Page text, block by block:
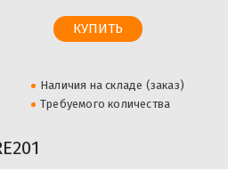
Наличия на складе (заказ)
Требуемого количества